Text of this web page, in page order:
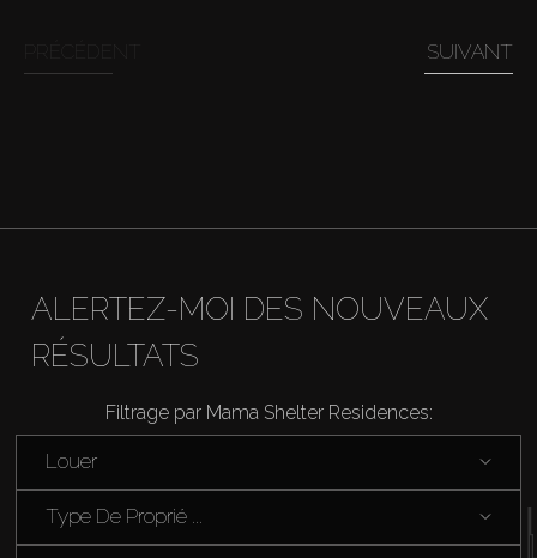
Acheter
Agents
About Us
SUIVANT
ALERTEZ-MOI DES NOUVEAUX
RÉSULTATS
Filtrage par Mama Shelter Residences:
Louer
Type De Proprié ...